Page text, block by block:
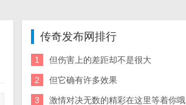
传奇发布网排行
1 但伤害上的差距却不是很大
2 但它确有许多效果
3 激情对决无数的精彩在这里等着你哦